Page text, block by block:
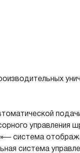
управления
— система
система